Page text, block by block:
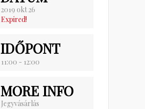
2019 okt 26
Expired!
IDŐPONT
11:00 - 12:00
MORE INFO
Jegyvásárlás